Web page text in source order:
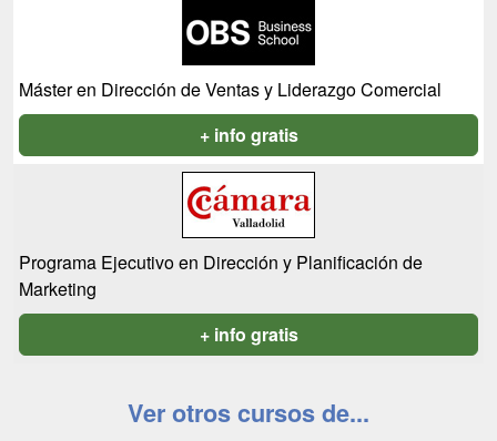
Máster en Dirección de Ventas y Liderazgo Comercial
+ info gratis
Programa Ejecutivo en Dirección y Planificación de
Marketing
+ info gratis
Ver otros cursos de...